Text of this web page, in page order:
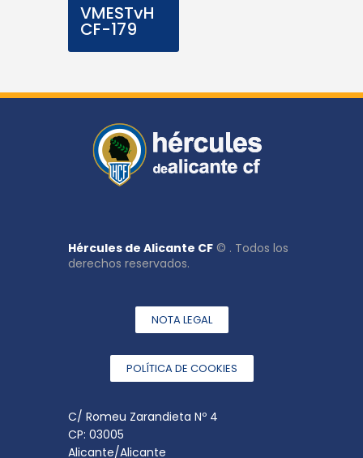
VMESTvH
CF-179
Hércules de Alicante CF © . Todos los
derechos reservados.
NOTA LEGAL
POLÍTICA DE COOKIES
C/ Romeu Zarandieta Nº 4
CP: 03005
Alicante/Alicante